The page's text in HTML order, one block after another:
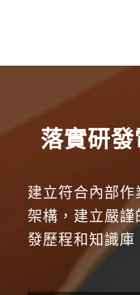
落實研
建立符合內部
架構，建立嚴
發歷程和知識庫